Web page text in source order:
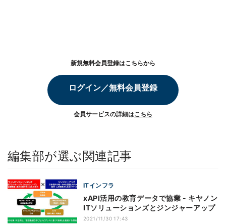
新規無料会員登録はこちらから
ログイン／無料会員登録
会員サービスの詳細はこちら
編集部が選ぶ関連記事
ITインフラ
xAPI活用の教育データで協業 - キヤノン
ITソリューションズとジンジャーアップ
2021/11/30 17:43